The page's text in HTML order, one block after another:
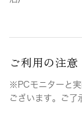
ご利用の注意
※PCモニターと
ございます。ご了